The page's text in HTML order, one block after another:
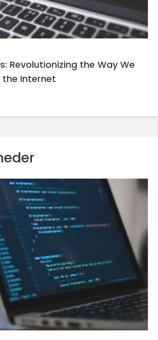
Revolutionizing the Way We
Internet